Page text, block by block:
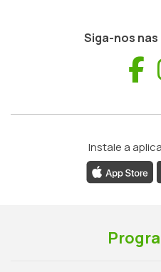
Siga-nos
Instale a